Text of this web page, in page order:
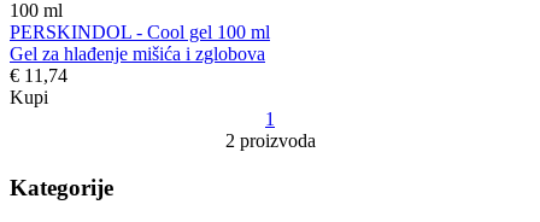
100 ml
PERSKINDOL - Cool gel 100 ml
Gel za hlađenje mišića i zglobova
€ 11,74
Kupi
1
2 proizvoda
Kategorije